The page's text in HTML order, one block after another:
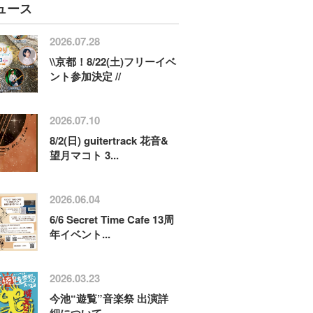
ース
2026.07.28
\\京都！8/22(土)フリーイベ
ント参加決定 //
2026.07.10
8/2(日) guitertrack 花音&
望月マコト 3...
2026.06.04
6/6 Secret Time Cafe 13周
年イベント...
2026.03.23
今池“遊覧”音楽祭 出演詳